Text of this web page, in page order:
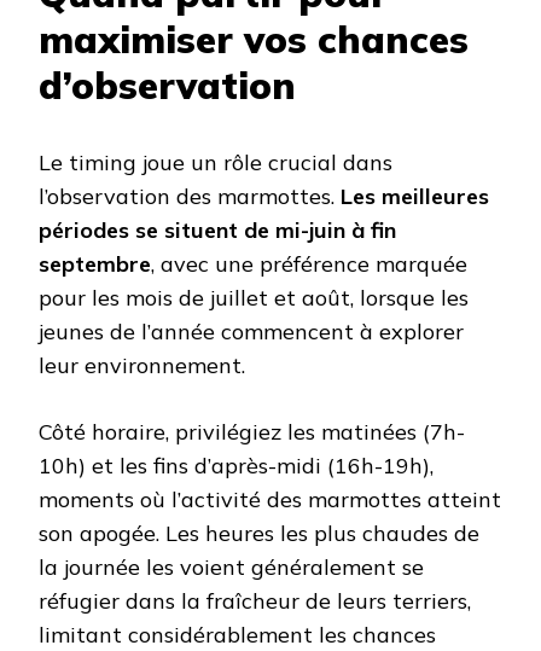
maximiser vos chances
d’observation
Le timing joue un rôle crucial dans
l’observation des marmottes. Les meilleures
périodes se situent de mi-juin à fin
septembre, avec une préférence marquée
pour les mois de juillet et août, lorsque les
jeunes de l’année commencent à explorer
leur environnement.
Côté horaire, privilégiez les matinées (7h-
10h) et les fins d’après-midi (16h-19h),
moments où l’activité des marmottes atteint
son apogée. Les heures les plus chaudes de
la journée les voient généralement se
réfugier dans la fraîcheur de leurs terriers,
limitant considérablement les chances